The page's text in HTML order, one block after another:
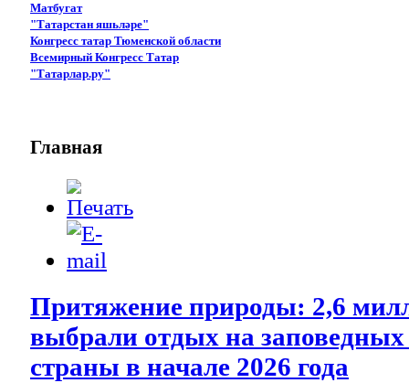
Матбугат
"Татарстан яшьләре"
Конгресс татар Тюменской области
Всемирный Конгресс Татар
"Татарлар.ру"
Главная
Притяжение природы: 2,6
выбрали отдых на заповедных
страны в начале 2026 года